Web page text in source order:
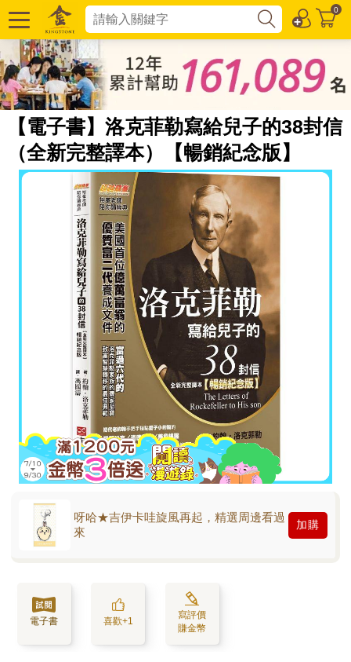
0
【電子書】洛克菲勒寫給兒子的38封信
（全新完整譯本）【暢銷紀念版】
呀哈★吉伊卡哇旋風再起，精選周邊看過
來
加購
電子書 喜歡+1
寫評價
賺金幣